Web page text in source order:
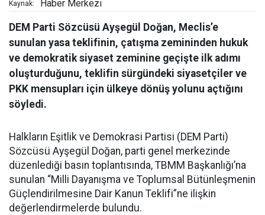
Kaynak: Haber Merkezi
DEM Parti Sözcüsü Ayşegül Doğan, Meclis’e
sunulan yasa teklifinin, çatışma zemininden hukuk
ve demokratik siyaset zeminine geçişte ilk adımı
oluşturduğunu, teklifin sürgündeki siyasetçiler ve
PKK mensupları için ülkeye dönüş yolunu açtığını
söyledi.
Halkların Eşitlik ve Demokrasi Partisi (DEM Parti)
Sözcüsü Ayşegül Doğan, parti genel merkezinde
düzenlediği basın toplantısında, TBMM Başkanlığı’na
sunulan “Milli Dayanışma ve Toplumsal Bütünleşmenin
Güçlendirilmesine Dair Kanun Teklifi”ne ilişkin
değerlendirmelerde bulundu.